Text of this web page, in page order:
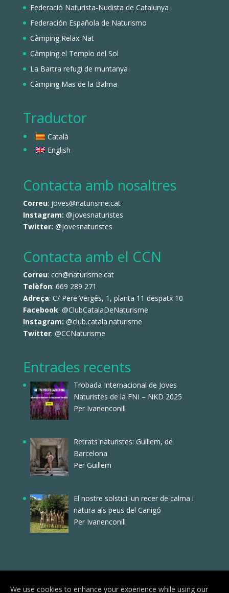
Federació Naturista-Nudista de Catalunya
Federación Española de Naturismo
Càmping Relax-Nat
Càmping el Templo del Sol
La Bartra refugi de muntanya
Càmping Mas de la Balma
Traductor
Català
English
Contacta amb nosaltres
Correu: joves@naturisme.cat
Instagram: @jovesnaturistes
Twitter: @jovesnaturistes
Contacta amb el CCN
Correu: ccn@naturisme.cat
Telèfon: 669 289 271
Adreça: C/ Pere Vergés, 1, planta 11 despatx 10
Facebook: @ClubCatalaDeNaturisme
Instagram: @club.catala.naturisme
Twitter: @CCNaturisme
Entrades recents
Trobada Internacional de Joves
Naturistes de la FNI – NKD 2025
Per Ivanenconill
Retrats naturistes: Guillem, de
Barcelona
Per Guillem
El nostre solstici: un recer de calma i
natura als peus del Canigó
Per Ivanenconill
We use cookies to enhance your experience while using our